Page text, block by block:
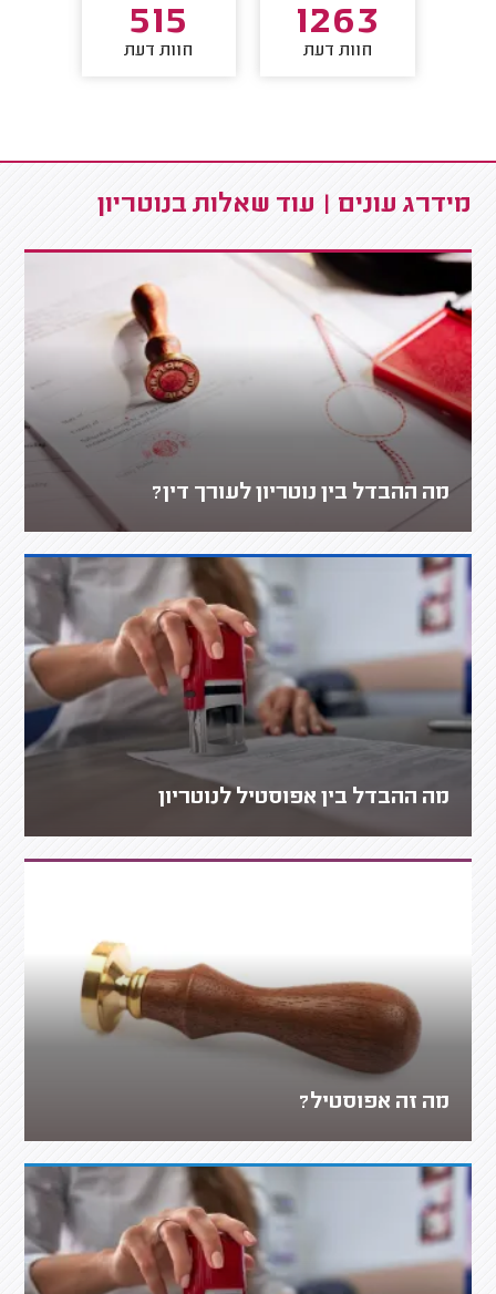
1263
חוות דעת
515
חוות דעת
מידרג עונים | עוד שאלות בנוטריון
מה ההבדל בין נוטריון לעורך דין?
מה ההבדל בין אפוסטיל לנוטריון
מה זה אפוסטיל?